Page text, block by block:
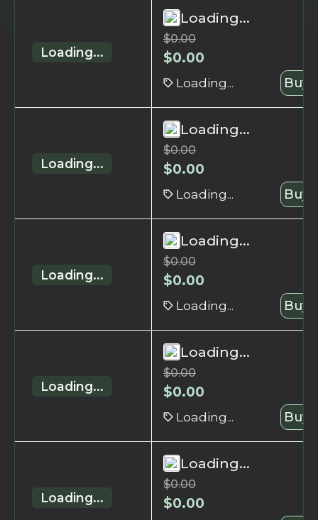
Loading...
Loading...
$0.00
$0.00
Loading... Buy
Loading...
Loading...
$0.00
$0.00
Loading... Buy
Loading...
Loading...
$0.00
$0.00
Loading... Buy
Loading...
Loading...
$0.00
$0.00
Loading... Buy
Loading...
Loading...
$0.00
$0.00